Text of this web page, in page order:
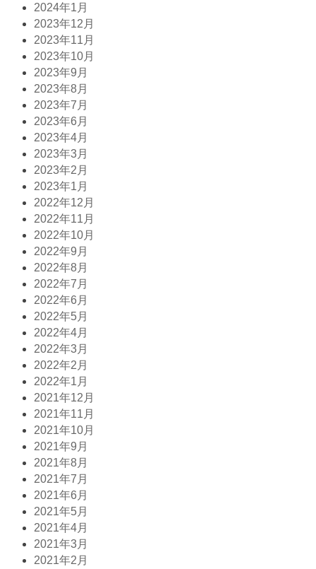
2024年1月
2023年12月
2023年11月
2023年10月
2023年9月
2023年8月
2023年7月
2023年6月
2023年4月
2023年3月
2023年2月
2023年1月
2022年12月
2022年11月
2022年10月
2022年9月
2022年8月
2022年7月
2022年6月
2022年5月
2022年4月
2022年3月
2022年2月
2022年1月
2021年12月
2021年11月
2021年10月
2021年9月
2021年8月
2021年7月
2021年6月
2021年5月
2021年4月
2021年3月
2021年2月